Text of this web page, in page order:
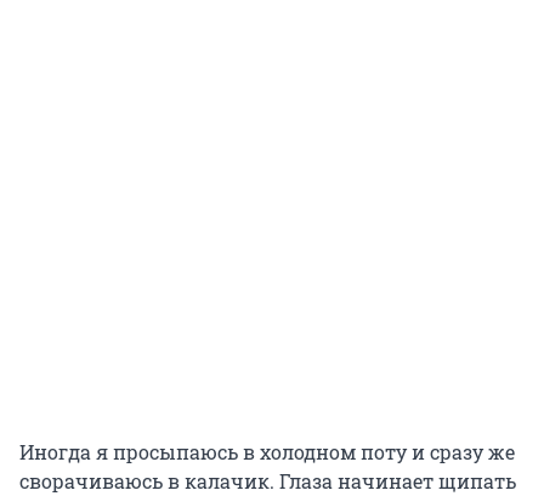
Иногда я просыпаюсь в холодном поту и сразу же
сворачиваюсь в калачик. Глаза начинает щипать